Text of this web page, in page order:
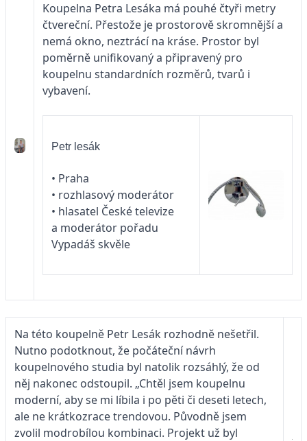
Koupelna Petra Lesáka má pouhé čtyři metry
čtvereční. Přestože je prostorově skromnější a
nemá okno, neztrácí na kráse. Prostor byl
poměrně unifikovaný a připravený pro
koupelnu standardních rozměrů, tvarů i
vybavení.
Petr lesák
• Praha
• rozhlasový moderátor
• hlasatel České televize
a moderátor pořadu
Vypadáš skvěle
Na této koupelně Petr Lesák rozhodně nešetřil.
Nutno podotknout, že počáteční návrh
koupelnového studia byl natolik rozsáhlý, že od
něj nakonec odstoupil. „Chtěl jsem koupelnu
moderní, aby se mi líbila i po pěti či deseti letech,
ale ne krátkozrace trendovou. Původně jsem
zvolil modrobílou kombinaci. Projekt už byl